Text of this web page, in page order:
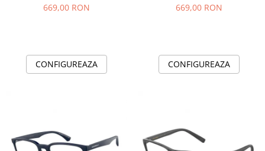
669,00 RON
CONFIGUREAZA
669,00 RON
CONFIGUREAZA